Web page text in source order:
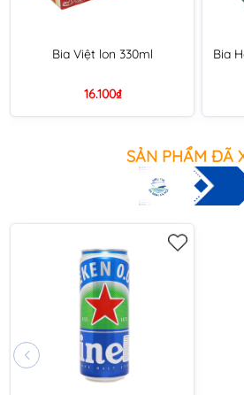
Bia Việt lon 330ml
16.100₫
Bia
SẢN PHẨM ĐÃ